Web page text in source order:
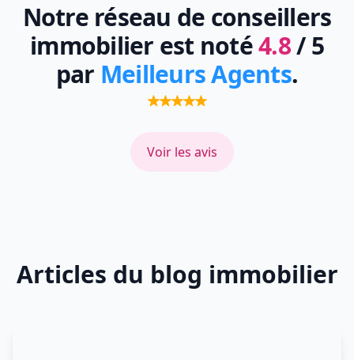
Notre réseau de conseillers
immobilier est noté4.8/ 5
par Meilleurs Agents.
Voir les avis
Articles du blog immobilier